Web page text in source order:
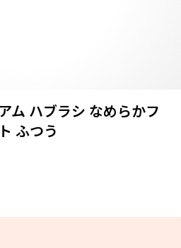
ム ハブラシ なめらかフ
ふつう